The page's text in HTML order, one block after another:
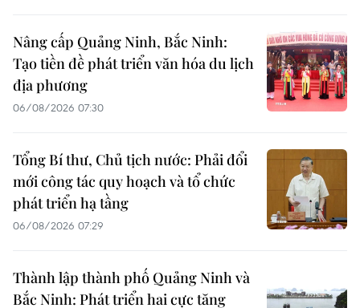
Nâng cấp Quảng Ninh, Bắc Ninh:
Tạo tiền đề phát triển văn hóa du lịch
địa phương
06/08/2026 07:30
Tổng Bí thư, Chủ tịch nước: Phải đổi
mới công tác quy hoạch và tổ chức
phát triển hạ tầng
06/08/2026 07:29
Thành lập thành phố Quảng Ninh và
Bắc Ninh: Phát triển hai cực tăng